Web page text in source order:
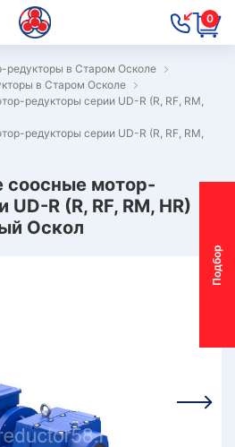
0
П
о
д
б
о
р
м
о
т
о
р
-
р
е
д
у
к
т
о
р
редукторы в Старом Осколе
Цилиндрические мотор-редукторы в Старом Осколе
редукторы серии UD-R (R, RF, RM,
редукторы серии UD-R (R, RF, RM,
соосные мотор-
R (R, RF, RM, HR)
Оскол